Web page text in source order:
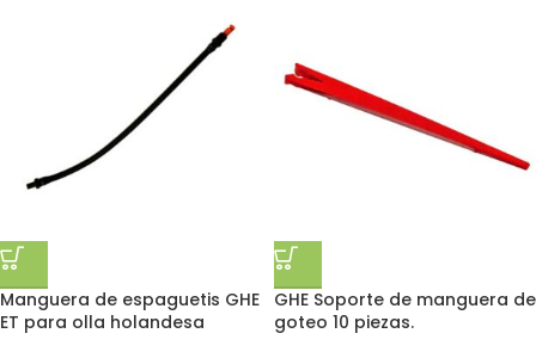
Manguera de espaguetis GHE
ET para olla holandesa
GHE Soporte de manguera de
goteo 10 piezas.